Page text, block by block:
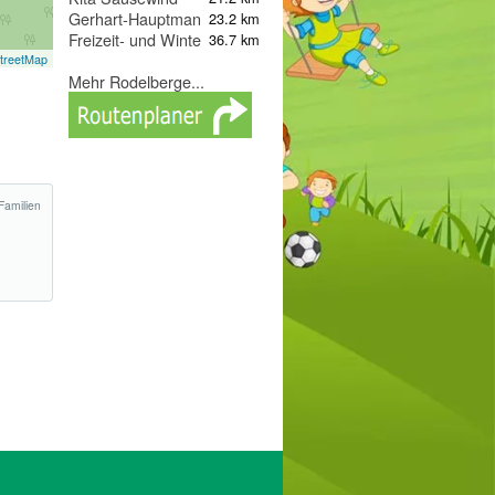
Gerhart-Hauptmann-Strasse
23.2 km
Freizeit- und Wintersportzentrum Peterberg
36.7 km
Mehr Rodelberge...